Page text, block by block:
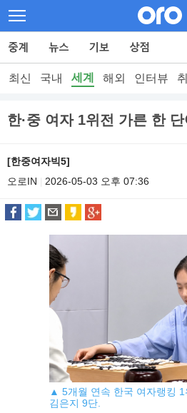
최신 국내 세계 해외 인터뷰
한·중 여자 1위전 가른 한 단
[한중여자빅5]
오로IN
2026-05-03 오후 07:36
▲ 5개월 연속 한국 여자랭킹 1
김은지 9단.